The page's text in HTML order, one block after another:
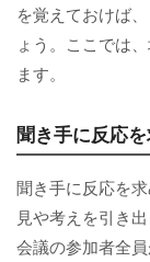
を覚えておけば
ょう。ここでは
ます。
聞き手に反応
聞き手に反応を
見や考えを引き
会議の参加者全